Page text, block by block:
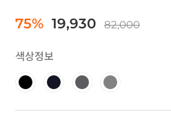
75% 19,930 82,000
색상정보